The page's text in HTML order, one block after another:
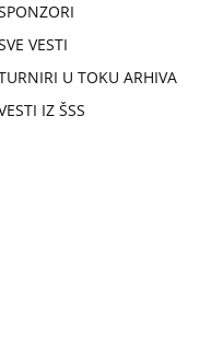
VESTI
U TOKU ARHIVA
IZ ŠSS